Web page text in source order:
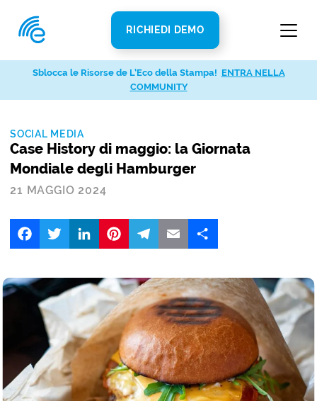
RICHIEDI DEMO
SOCIAL MEDIA
Case History di maggio: la Giornata
Mondiale degli Hamburger
21 MAGGIO 2024
FacebookTwitter LinkedIn
Sblocca le Risorse de L’Eco della Stampa! ENTRA NELLA
COMMUNITY